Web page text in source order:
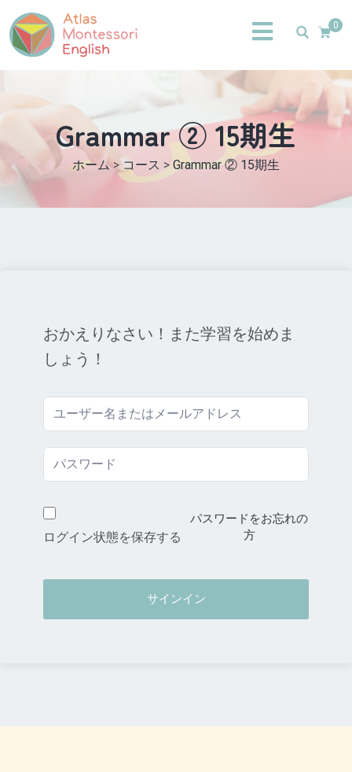
0
Grammar ② 15期生
ホーム>コース > Grammar ② 15期生
おかえりなさい！また学習を始めま
しょう！
ログイン状態を保存する
パスワードをお忘れの
方
サインイン